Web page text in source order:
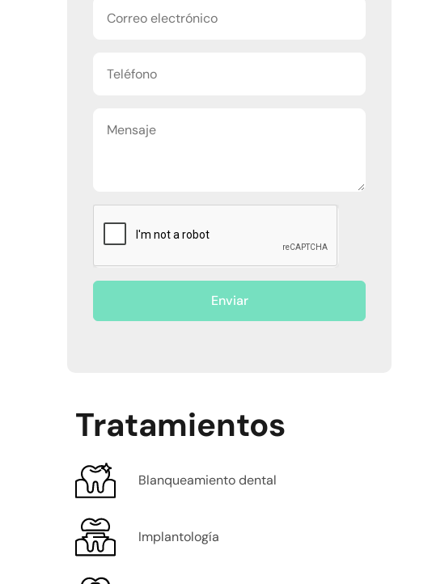
Enviar
Tratamientos
Blanqueamiento dental
Implantología